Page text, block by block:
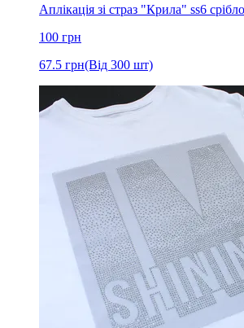
Аплікація зі страз "Крила" ss6
100 грн
67.5 грн(Від 300 шт)